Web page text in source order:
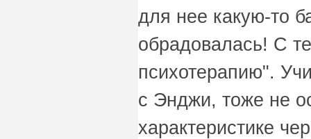
для нее какую-то
обрадовалась! С
психотерапию".
с Энджи, тоже не
характеристике